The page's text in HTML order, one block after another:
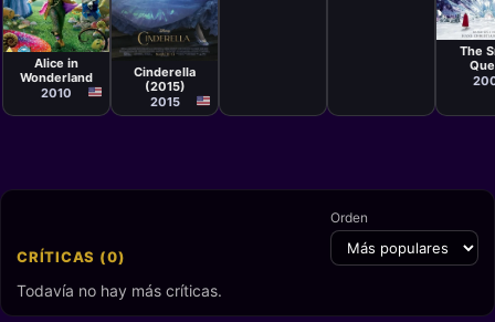
Película
Tim Burton
Alice in
Wonderland
2010
Película
Kenneth
Cinderella
(2015)
2015
Julian
The
CRÍTICAS (0)
Orden
Todavía no hay más críticas.